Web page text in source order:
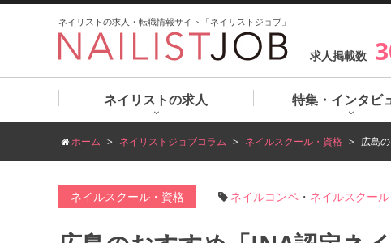
ネイリストの求人・転職情報サイト「ネイリストジョブ」
求人掲載数
ネイリストの求人 特集・インタビ
ホーム ネイリストジョブコラム ネイルスクール・資格 広島
ネイルスクール・資格 ネイルコンペ ・ ネイルスクール